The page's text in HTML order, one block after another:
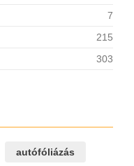
7
215
303
autófóliázás